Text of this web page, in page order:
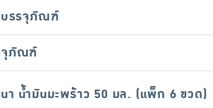
บรรจุภัณฑ์
จุภัณฑ์
นา น้ำมันมะพร้าว 50 มล. (แพ็ก 6 ขวด)